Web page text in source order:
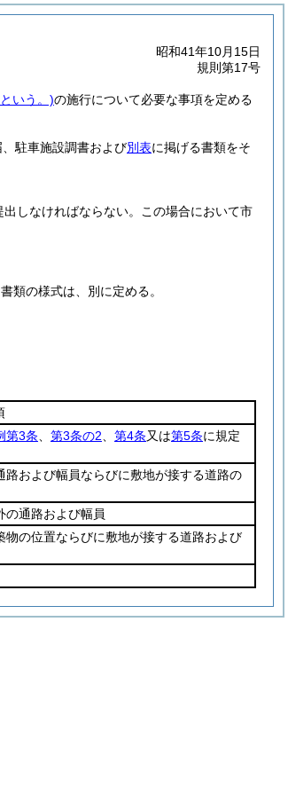
昭和41年10月15日
規則第17号
いう。)の施行について必要な事項を定める
駐車施設調書および別表に掲げる書類をそ
しなければならない。
この場合において市
類の様式は、別に定める。
第3条 第3条の2 第4条又は第5条に規定
および幅員ならびに敷地が接する道路の
の通路および幅員
の位置ならびに敷地が接する道路および